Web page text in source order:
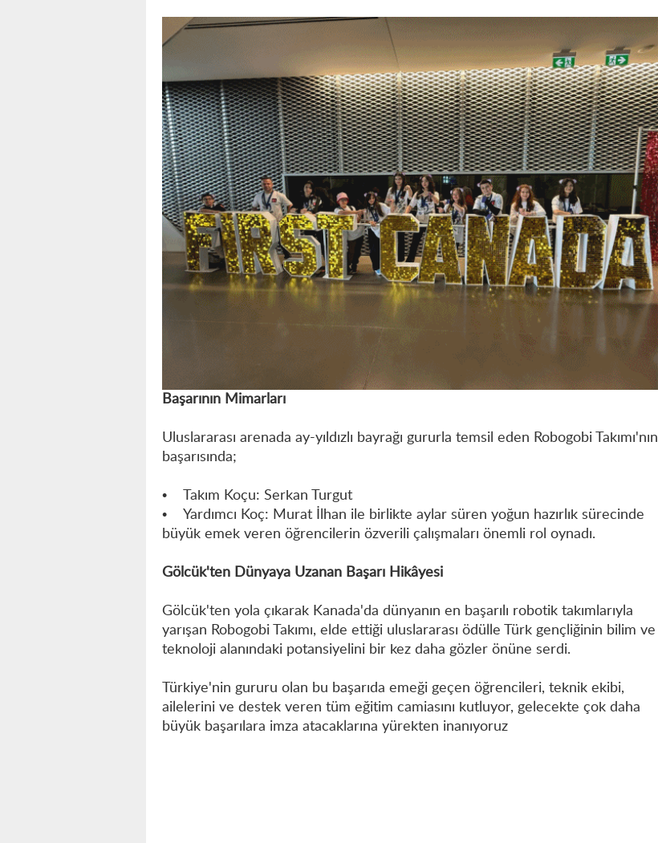
Başarının Mimarları
Uluslararası arenada ay-yıldızlı bayrağı gururla temsil eden Robogobi Takımı'nın
başarısında;
• Takım Koçu: Serkan Turgut
• Yardımcı Koç: Murat İlhan ile birlikte aylar süren yoğun hazırlık sürecinde
büyük emek veren öğrencilerin özverili çalışmaları önemli rol oynadı.
Gölcük'ten Dünyaya Uzanan Başarı Hikâyesi
Gölcük'ten yola çıkarak Kanada'da dünyanın en başarılı robotik takımlarıyla
yarışan Robogobi Takımı, elde ettiği uluslararası ödülle Türk gençliğinin bilim ve
teknoloji alanındaki potansiyelini bir kez daha gözler önüne serdi.
Türkiye'nin gururu olan bu başarıda emeği geçen öğrencileri, teknik ekibi,
ailelerini ve destek veren tüm eğitim camiasını kutluyor, gelecekte çok daha
büyük başarılara imza atacaklarına yürekten inanıyoruz